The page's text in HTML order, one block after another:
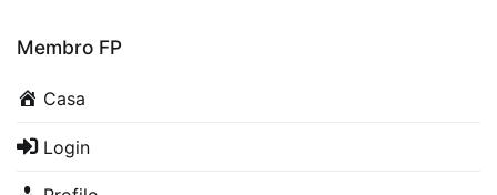
Membro FP
Casa
Login